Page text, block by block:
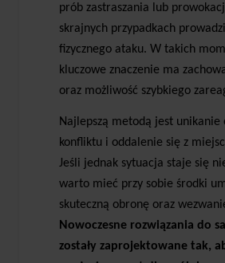
prób zastraszania lub
skrajnych przypadkach
fizycznego ataku. W takich
kluczowe znaczenie ma
oraz możliwość szybkiego
Najlepszą metodą jest unikanie
konfliktu i oddalenie się z
Jeśli jednak sytuacja staje się
warto mieć przy sobie środki
skuteczną obronę oraz
Nowoczesne rozwiązania do
zostały zaprojektowane tak,